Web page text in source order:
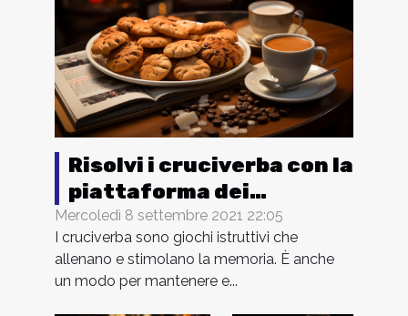
Risolvi i cruciverba con la
piattaforma dei
cruciverba
Mercoledì 8 settembre 2021 22:05
I cruciverba sono giochi istruttivi che
allenano e stimolano la memoria. È anche
un modo per mantenere e...